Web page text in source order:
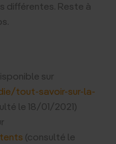
différentes. Reste à
sur
tout-savoir-sur-la-
le 18/01/2021)
(consulté le